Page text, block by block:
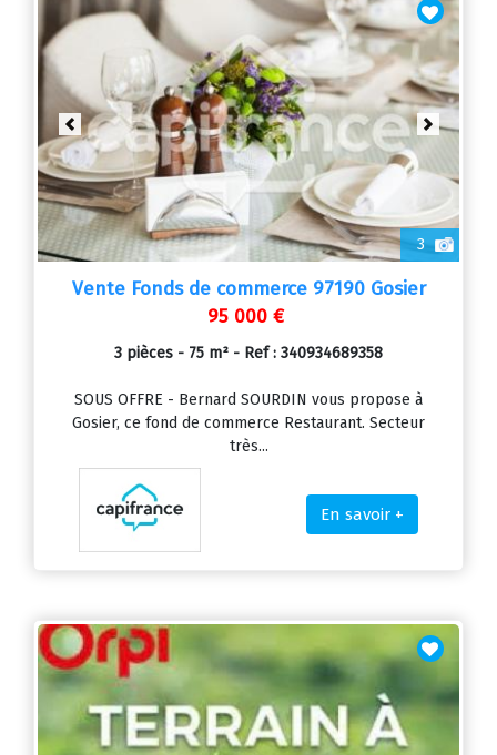
3
Previous Next
Vente Fonds de commerce 97190 Gosier
95 000 €
3 pièces - 75 m² - Ref : 340934689358
SOUS OFFRE - Bernard SOURDIN vous propose à
Gosier, ce fond de commerce Restaurant. Secteur
très...
En savoir +